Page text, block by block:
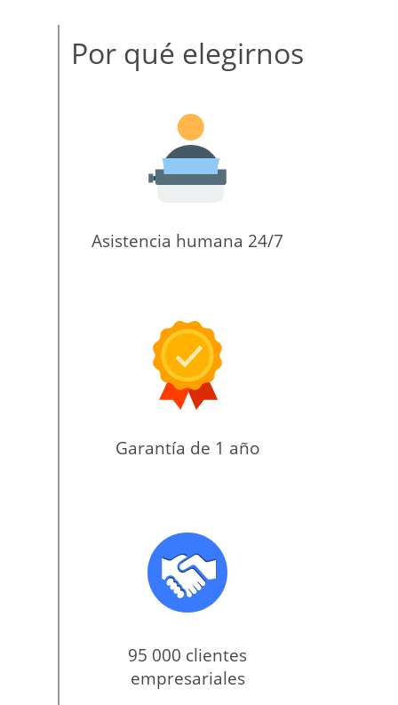
Por qué elegirnos
Asistencia humana 24/7
Garantía de 1 año
95 000 clientes
empresariales